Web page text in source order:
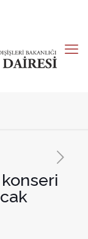
konseri